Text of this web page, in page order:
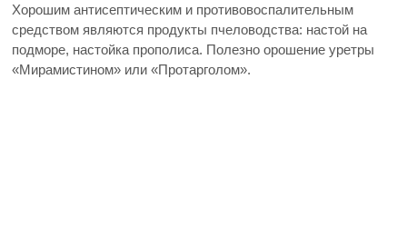
Хорошим антисептическим и противовоспалительным
средством являются продукты пчеловодства: настой на
подморе, настойка прополиса. Полезно орошение уретры
«Мирамистином» или «Протарголом».